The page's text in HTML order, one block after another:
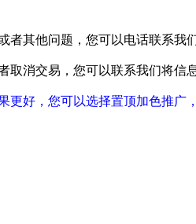
者其他问题，您可以电话联系我
取消交易，您可以联系我们将信
更好，您可以选择置顶加色推广